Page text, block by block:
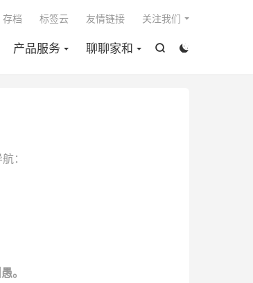


产品服务 聊聊家和
存档 标签云 友情链接 关注我们
：
。